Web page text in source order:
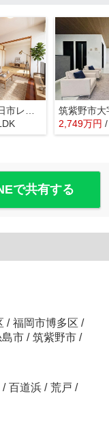
2,749万円
で共有する
/ 福岡市博多区 /
島市 / 筑紫野市 /
/ 百道浜 / 荒戸 /